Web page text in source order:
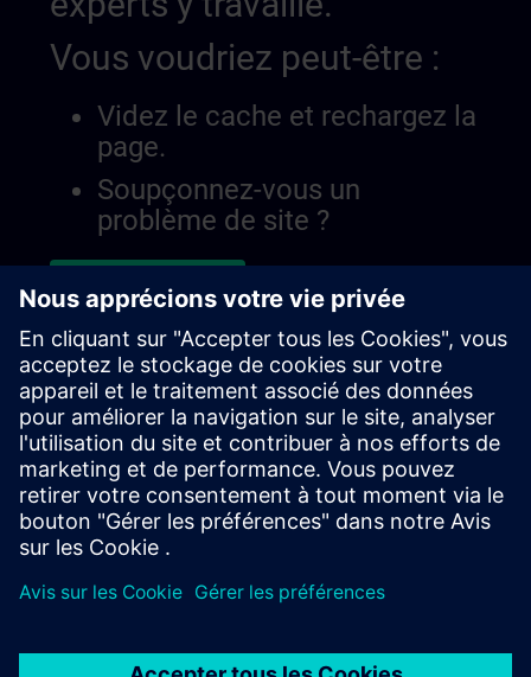
Vous voudriez peut-être :
Videz le cache et rechargez la
page.
Soupçonnez-vous un
problème de site ?